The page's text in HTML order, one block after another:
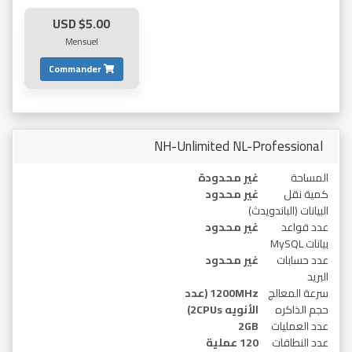
$5.00 USD
Mensuel
Commander
NH-Unlimited NL-Professional
غير محدودة
المساحة
غير محدود
كمية نقل
البيانات (الباندويدث)
غير محدود
عدد قواعد
بيانات MySQL
غير محدود
عدد حسابات
البريد
1200MHz (عدد
الأنويه 2CPUs)
سرعة المعالج
2GB
حجم الذاكره
120 عملية
عدد العمليات
عدد النطاقات